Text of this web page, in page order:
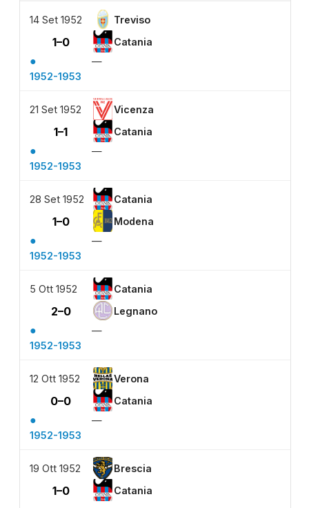
14 Set 1952 Treviso
1–0 Catania
●
—
1952-1953
21 Set 1952 Vicenza
1–1 Catania
●
—
1952-1953
28 Set 1952 Catania
1–0 Modena
●
—
1952-1953
5 Ott 1952 Catania
2–0 Legnano
●
—
1952-1953
12 Ott 1952 Verona
0–0 Catania
●
—
1952-1953
19 Ott 1952 Brescia
1–0 Catania